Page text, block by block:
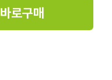
바로구매